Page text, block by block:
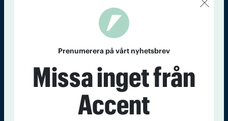
Prenumerera på vårt nyhetsbrev
Missa inget från
Accent